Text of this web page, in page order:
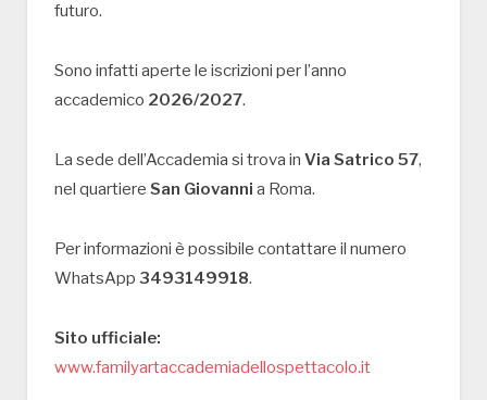
futuro.
Sono infatti aperte le iscrizioni per l’anno
accademico 2026/2027.
La sede dell’Accademia si trova in Via Satrico 57,
nel quartiere San Giovanni a Roma.
Per informazioni è possibile contattare il numero
WhatsApp 3493149918.
Sito ufficiale:
www.familyartaccademiadellospettacolo.it